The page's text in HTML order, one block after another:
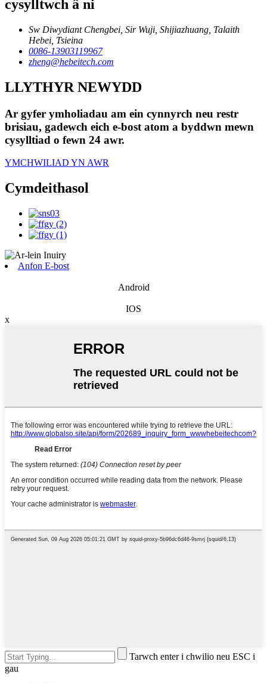
cysylltwch â ni
Sw Diwydiant Chengbei, Sir Wuji, Shijiazhuang, Talaith
Hebei, Tsieina
0086-13903119967
zheng@hebeitech.com
LLYTHYR NEWYDD
Ar gyfer ymholiadau am ein cynnyrch neu restr
brisiau, gadewch eich e-bost atom a byddwn mewn
cysylltiad o fewn 24 awr.
YMCHWILIAD YN AWR
Cymdeithasol
Anfon E-bost
Android
IOS
x
Tarwch enter i chwilio neu ESC i
gau